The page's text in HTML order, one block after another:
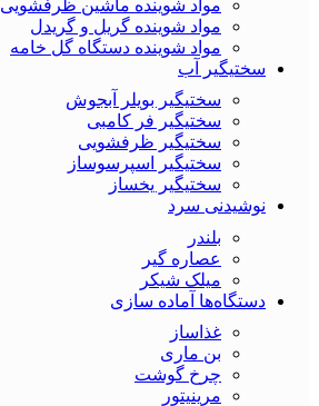
مواد شوینده ماشین ظرفشویی
مواد شوینده گریل و گریدل
مواد شوینده دستگاه گل خامه
سختیگیر آب
سختیگیر بویلر آبجوش
سختیگیر فر کامبی
سختیگیر ظرفشویی
سختیگیر اسپرسوساز
سختیگیر یخساز
نوشیدنی سرد
بلندر
عصاره گیر
میلک شیکر
دستگاه‌ها آماده سازی
غذاساز
بن ماری
چرخ گوشت
مرینیتور